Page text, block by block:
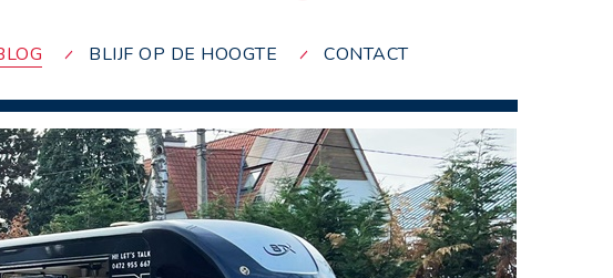
BLIJF OP DE HOOGTE CONTACT